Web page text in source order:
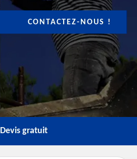
CONTACTEZ-NOUS !
Devis gratuit